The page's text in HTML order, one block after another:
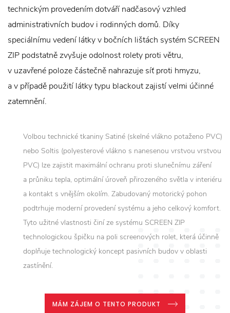
technickým provedením dotváří nadčasový vzhled
administrativních budov i rodinných domů. Díky
speciálnímu vedení látky v bočních lištách systém SCREEN
ZIP podstatně zvyšuje odolnost rolety proti větru,
v uzavřené poloze částečně nahrazuje síť proti hmyzu,
a v případě použití látky typu blackout zajistí velmi účinné
zatemnění.
Volbou technické tkaniny Satiné (skelné vlákno potaženo PVC)
nebo Soltis (polyesterové vlákno s nanesenou vrstvou vrstvou
PVC) lze zajistit maximální ochranu proti slunečnímu záření
a průniku tepla, optimální úroveň přirozeného světla v interiéru
a kontakt s vnějším okolím. Zabudovaný motorický pohon
podtrhuje moderní provedení systému a jeho celkový komfort.
Tyto užitné vlastnosti činí ze systému SCREEN ZIP
technologickou špičku na poli screenových rolet, která účinně
doplňuje technologický koncept pasivních budov v oblasti
zastínění.
MÁM ZÁJEM O TENTO PRODUKT